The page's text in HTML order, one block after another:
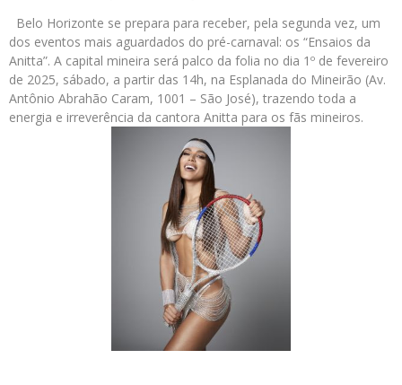
Belo Horizonte se prepara para receber, pela segunda vez, um
dos eventos mais aguardados do pré-carnaval: os “Ensaios da
Anitta”. A capital mineira será palco da folia no dia 1º de fevereiro
de 2025, sábado, a partir das 14h, na Esplanada do Mineirão (Av.
Antônio Abrahão Caram, 1001 – São José), trazendo toda a
energia e irreverência da cantora Anitta para os fãs mineiros.